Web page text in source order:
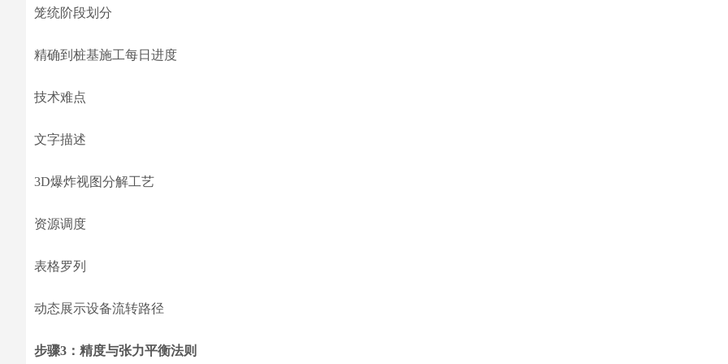
笼统阶段划分
精确到桩基施工每日进度
技术难点
文字描述
3D爆炸视图分解工艺
资源调度
表格罗列
动态展示设备流转路径
步骤3：精度与张力平衡法则